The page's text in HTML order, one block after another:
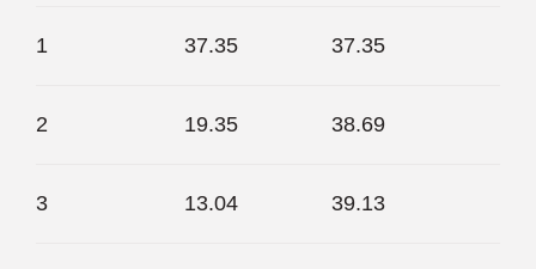
1 37.35 37.35
2 19.35 38.69
3 13.04 39.13